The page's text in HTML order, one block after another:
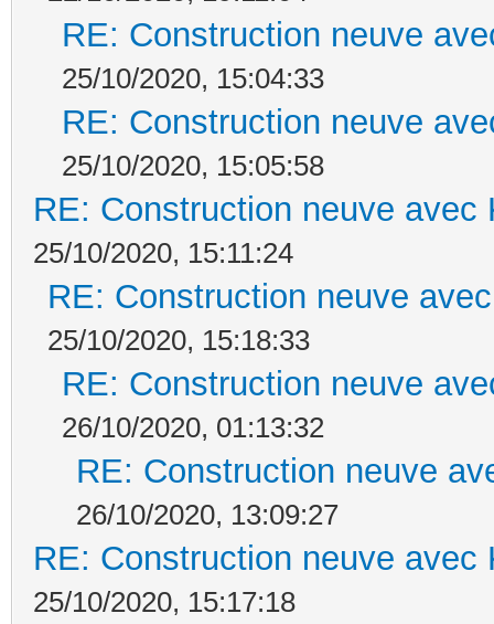
RE: Construction neuve
25/10/2020, 15:04:33
RE: Construction neuve
25/10/2020, 15:05:58
RE: Construction neuve avec
25/10/2020, 15:11:24
RE: Construction neuve
25/10/2020, 15:18:33
RE: Construction neuve
26/10/2020, 01:13:32
RE: Construction neuve
26/10/2020, 13:09:27
RE: Construction neuve avec
25/10/2020, 15:17:18